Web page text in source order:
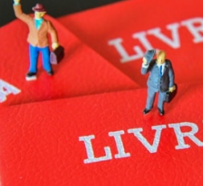
1 septembre 2014
Bonjour,